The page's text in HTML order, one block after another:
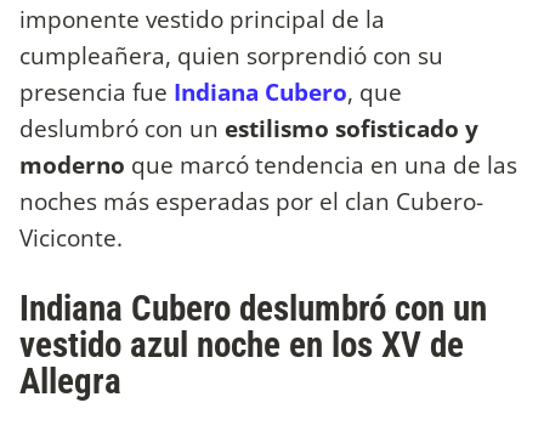
imponente vestido principal de la
cumpleañera, quien sorprendió con su
presencia fue Indiana Cubero, que
deslumbró con un estilismo sofisticado y
moderno que marcó tendencia en una de las
noches más esperadas por el clan Cubero-
Viciconte.
Indiana Cubero deslumbró con un
vestido azul noche en los XV de
Allegra